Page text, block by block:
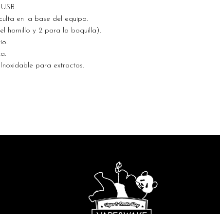
en la base del equipo.
hornillo y 2 para la boquilla).
para extractos.